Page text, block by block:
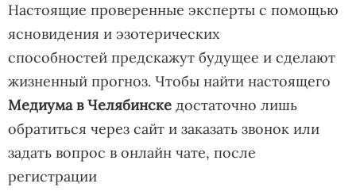
Настоящие проверенные эксперты с помощью
ясновидения и эзотерических
способностей предскажут будущее и сделают
жизненный прогноз. Чтобы найти настоящего
Медиума в Челябинске достаточно лишь
обратиться через сайт и заказать звонок или
задать вопрос в онлайн чате, после
регистрации